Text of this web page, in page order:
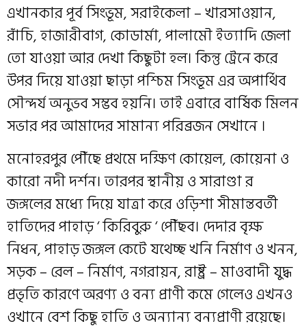
এখানকার পূর্ব সিংভূম, সরাইকেলা – খারসাওয়ান,
রাঁচি, হাজারীবাগ, কোডার্মা, পালামৌ ইত্যাদি জেলা
তো যাওয়া আর দেখা কিছুটা হল। কিন্তু ট্রেনে করে
উপর দিয়ে যাওয়া ছাড়া পশ্চিম সিংভূম এর অপার্থিব
সৌন্দর্য অনুভব সম্ভব হয়নি। তাই এবারে বার্ষিক মিলন
সভার পর আমাদের সামান্য পরিব্রজন সেখানে ।
মনোহরপুর পৌঁছে প্রথমে দক্ষিণ কোয়েল, কোয়েনা ও
কারো নদী দর্শন। তারপর স্থানীয় ও সারাণ্ডা র
জঙ্গলের মধ্যে দিয়ে যাত্রা করে ওড়িশা সীমান্তবর্তী
হাতিদের পাহাড় ‘ কিরিবুরু ‘ পৌঁছব। দেদার বৃক্ষ
নিধন, পাহাড় জঙ্গল কেটে যথেচ্ছ খনি নির্মাণ ও খনন,
সড়ক – রেল – নির্মাণ, নগরায়ন, রাষ্ট্র – মাওবাদী যুদ্ধ
প্রভৃতি কারণে অরণ্য ও বন্য প্রাণী কমে গেলেও এখনও
ওখানে বেশ কিছু হাতি ও অন্যান্য বন্যপ্রাণী রয়েছে।